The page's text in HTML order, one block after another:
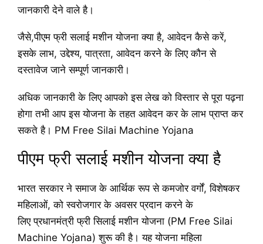
जानकारी देने वाले है।
जैसे,पीएम फ्री सलाई मशीन योजना क्या है, आवेदन कैसे करें,
इसके लाभ, उद्देश्य, पात्रता, आवेदन करने के लिए कौन से
दस्तावेज जाने सम्पूर्ण जानकारी।
अधिक जानकारी के लिए आपको इस लेख को विस्तार से पूरा पढ़ना
होगा तभी आप इस योजना के तहत आवेदन कर के लाभ प्राप्त कर
सकते है। PM Free Silai Machine Yojana
पीएम फ्री सलाई मशीन योजना क्या है
भारत सरकार ने समाज के आर्थिक रूप से कमजोर वर्गों, विशेषकर
महिलाओं, को स्वरोजगार के अवसर प्रदान करने के
लिए प्रधानमंत्री फ्री सिलाई मशीन योजना (PM Free Silai
Machine Yojana) शुरू की है। यह योजना महिला